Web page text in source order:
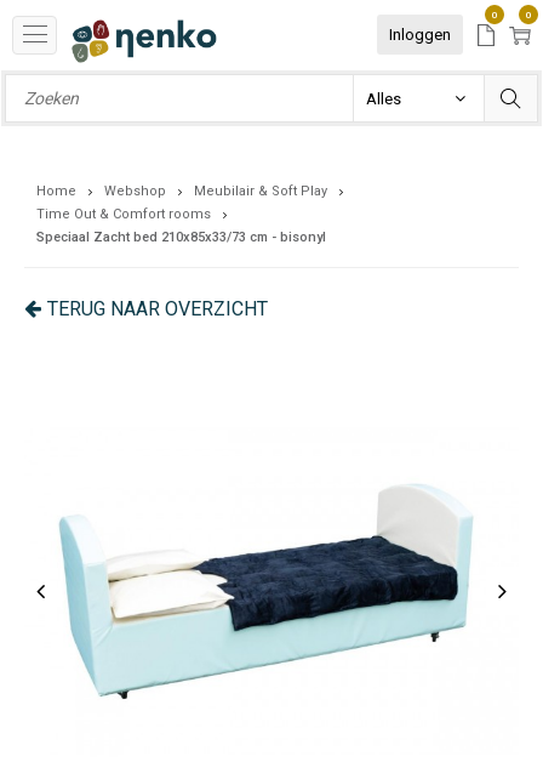
Inloggen
0 0
Home Webshop
Meubilair & Soft Play
Time Out & Comfort rooms
Speciaal Zacht bed 210x85x33/73 cm - bisonyl
TERUG NAAR OVERZICHT